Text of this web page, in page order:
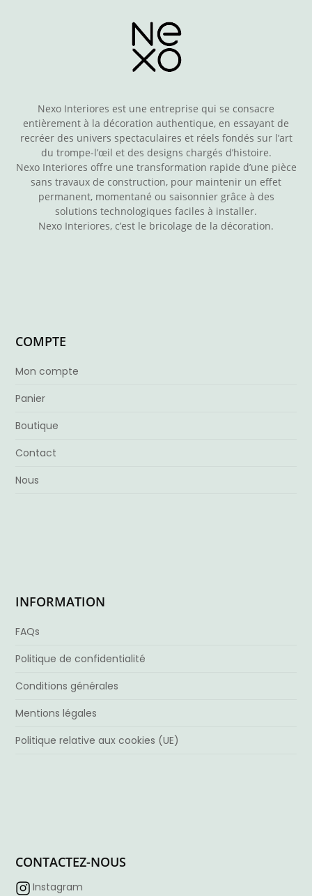
Nexo Interiores est une entreprise qui se consacre
entièrement à la décoration authentique, en essayant de
recréer des univers spectaculaires et réels fondés sur l’art
du trompe-l’œil et des designs chargés d’histoire.
Nexo Interiores offre une transformation rapide d’une pièce
sans travaux de construction, pour maintenir un effet
permanent, momentané ou saisonnier grâce à des
solutions technologiques faciles à installer.
Nexo Interiores, c’est le bricolage de la décoration.
COMPTE
Mon compte
Panier
Boutique
Contact
Nous
INFORMATION
FAQs
Politique de confidentialité
Conditions générales
Mentions légales
Politique relative aux cookies (UE)
CONTACTEZ-NOUS
Instagram